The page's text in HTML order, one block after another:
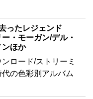
ったレジェンド
・モーガン/デル・
ンほか
ロード/ストリーミ
代の色彩別アルバム